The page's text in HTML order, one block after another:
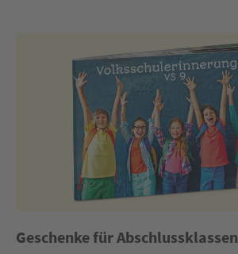
Geschenke für Abschlussklassen